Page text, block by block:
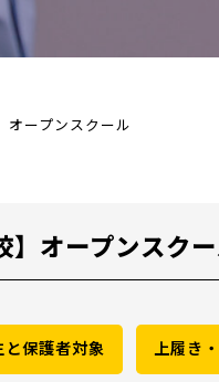
オープンスクール
】オープンスク
と保護者対象 上履き